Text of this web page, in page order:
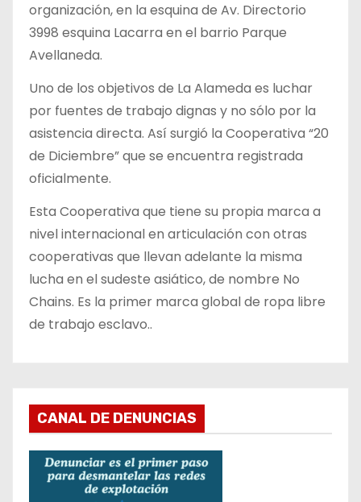
organización, en la esquina de Av. Directorio
3998 esquina Lacarra en el barrio Parque
Avellaneda.
Uno de los objetivos de La Alameda es luchar
por fuentes de trabajo dignas y no sólo por la
asistencia directa. Así surgió la Cooperativa “20
de Diciembre” que se encuentra registrada
oficialmente.
Esta Cooperativa que tiene su propia marca a
nivel internacional en articulación con otras
cooperativas que llevan adelante la misma
lucha en el sudeste asiático, de nombre No
Chains. Es la primer marca global de ropa libre
de trabajo esclavo..
CANAL DE DENUNCIAS